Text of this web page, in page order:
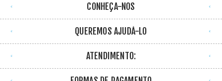
CONHEÇA-NOS
QUEREMOS AJUDÁ-LO
ATENDIMENTO: